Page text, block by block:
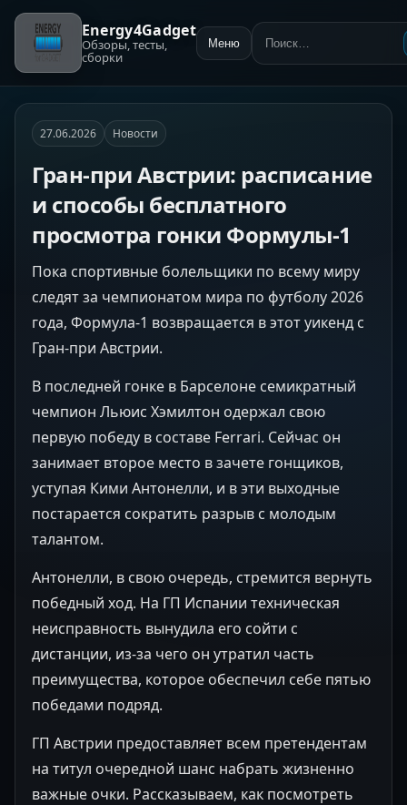
Energy4Gadget
Обзоры, тесты,
сборки
Меню Поиск:
27.06.2026 Новости
Гран-при Австрии: расписание
и способы бесплатного
просмотра гонки Формулы-1
Пока спортивные болельщики по всему миру
следят за чемпионатом мира по футболу 2026
года, Формула-1 возвращается в этот уикенд с
Гран-при Австрии.
В последней гонке в Барселоне семикратный
чемпион Льюис Хэмилтон одержал свою
первую победу в составе Ferrari. Сейчас он
занимает второе место в зачете гонщиков,
уступая Кими Антонелли, и в эти выходные
постарается сократить разрыв с молодым
талантом.
Антонелли, в свою очередь, стремится вернуть
победный ход. На ГП Испании техническая
неисправность вынудила его сойти с
дистанции, из-за чего он утратил часть
преимущества, которое обеспечил себе пятью
победами подряд.
ГП Австрии предоставляет всем претендентам
на титул очередной шанс набрать жизненно
важные очки. Рассказываем, как посмотреть